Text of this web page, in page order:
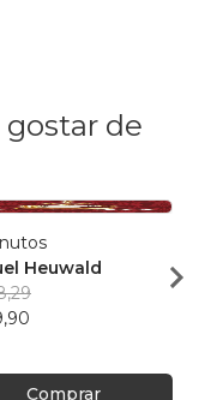
de
Heuwald
Comprar